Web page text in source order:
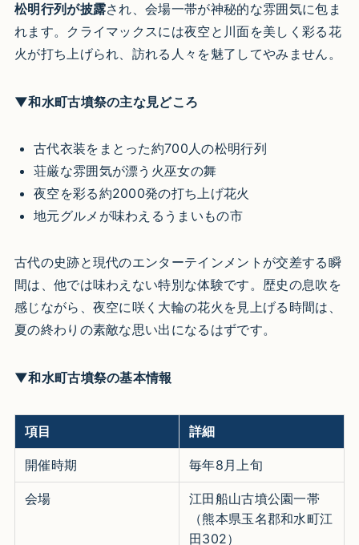
松明行列が披露され、会場一帯が神秘的な雰囲気に包ま
れます。クライマックスには夜空と川面を美しく彩る花
火が打ち上げられ、訪れる人々を魅了してやみません。
▼和水町古墳祭の主な見どころ
古代衣装をまとった約700人の松明行列
荘厳な雰囲気が漂う火巫女の舞
夜空を彩る約2000発の打ち上げ花火
地元グルメが味わえるうまいもの市
古代の史跡と現代のエンターテインメントが交差する瞬
間は、他では味わえない特別な体験です。歴史の息吹を
感じながら、夜空に咲く大輪の花火を見上げる時間は、
夏の終わりの素敵な思い出になるはずです。
▼和水町古墳祭の基本情報
項目 詳細
開催時期 毎年8月上旬
会場
江田船山古墳公園一帯
（熊本県玉名郡和水町江
田302）